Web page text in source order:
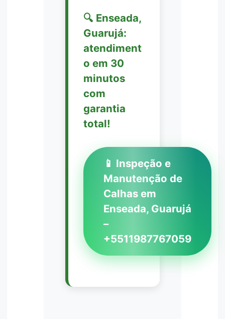
🔍 Enseada,
Guarujá:
atendiment
o em 30
minutos
com
garantia
total!
📱 Inspeção e
Manutenção de
Calhas em
Enseada, Guarujá
–
+5511987767059